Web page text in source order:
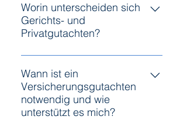
Bewertungen.
neutrale Bewertung und kann als
Entscheidungsgrundlage oder
Beweismittel in Konfliktfällen
Worin unterscheiden sich
Gerichts- und
Privatgutachten?
Gerichtsgutachten werden für
rechtliche Zwecke erstellt und
müssen gerichtlichen
Anforderungen entsprechen.
Auftraggeber ist das zuständige
Wann ist ein
Versicherungsgutachten
notwendig und wie
unterstützt es mich?